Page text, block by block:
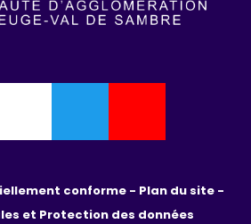
conforme -
et Protection des données